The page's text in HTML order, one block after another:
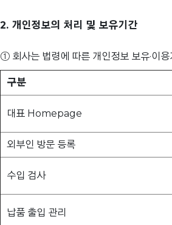
2. 개인정보의 처리 및 보유기간
① 회사는 법령에 따른 개인정보 보유·이
구분
대표 Homepage
외부인 방문 등록
수입 검사
납품 출입 관리